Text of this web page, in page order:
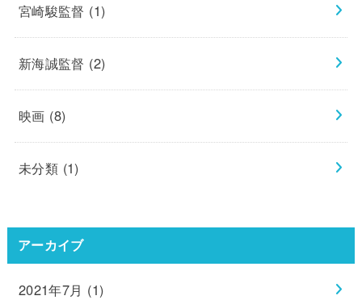
宮崎駿監督 (1)
新海誠監督 (2)
映画 (8)
未分類 (1)
アーカイブ
2021年7月 (1)